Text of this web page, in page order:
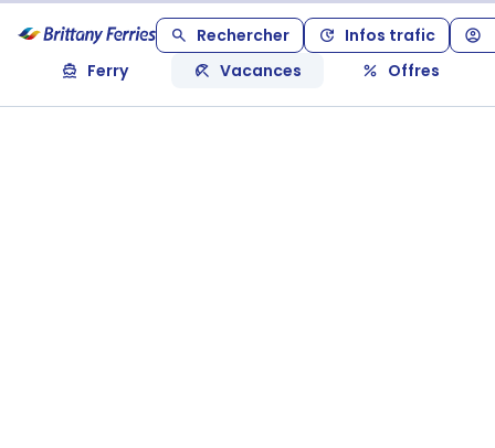
Rechercher
Infos trafic
Ferry
Vacances Offres